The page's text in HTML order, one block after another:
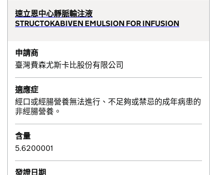
速立恩中心靜脈輸注液
STRUCTOKABIVEN EMULSION FOR INFUSION
申請商
臺灣費森尤斯卡比股份有限公司
適應症
經口或經腸營養無法進行、不足夠或禁忌的成年病患的
非經腸營養。
含量
5.6200001
發證日期